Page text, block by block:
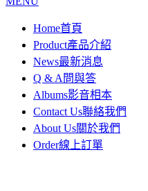
Home首頁
Product產品介紹
News最新消息
Q & A問與答
Albums影音相本
Contact Us聯絡我們
About Us關於我們
Order線上訂單